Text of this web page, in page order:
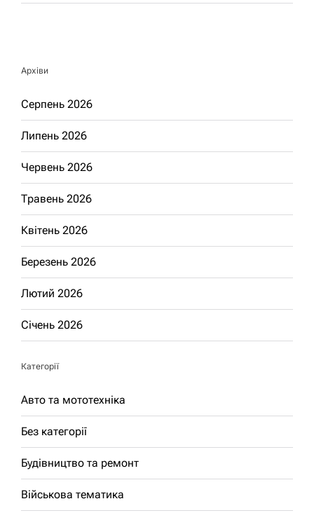
Архіви
Серпень 2026
Липень 2026
Червень 2026
Травень 2026
Квітень 2026
Березень 2026
Лютий 2026
Січень 2026
Категорії
Авто та мототехніка
Без категорії
Будівництво та ремонт
Військова тематика